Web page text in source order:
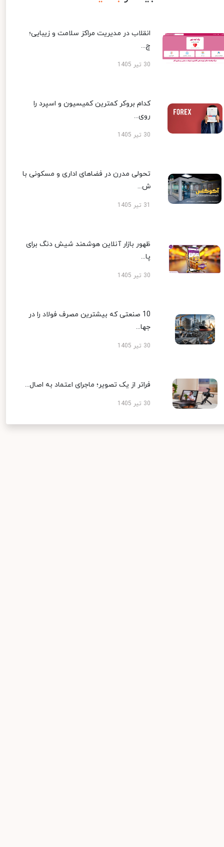
انقلاب در مدیریت مراکز سلامت و زیبایی؛
چ...
30 تیر 1405
کدام بروکر کمترین کمیسیون و اسپرد را
روی...
30 تیر 1405
تحولی مدرن در فضاهای اداری و مسکونی با
ش...
ظهور بازار آنلاین هوشمند شیش دنگ برای
پا...
30 تیر 1405
10 صنعتی که بیشترین مصرف فولاد را در
جها...
30 تیر 1405
فراتر از یک تصویر؛ ماجرای اعتماد به اصال...
30 تیر 1405